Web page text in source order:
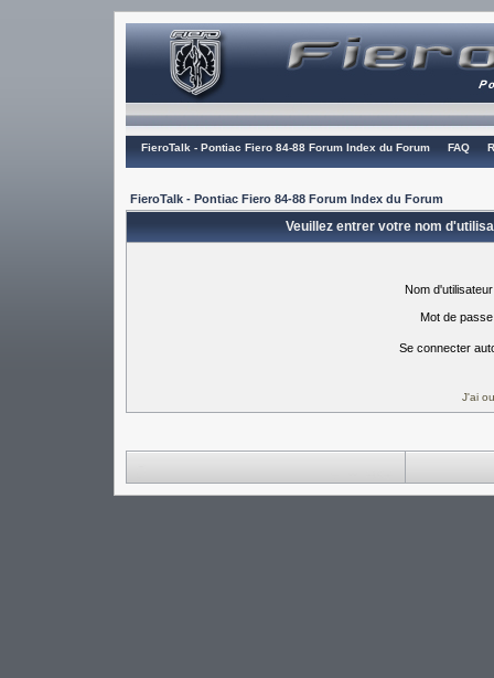
FieroTalk - Pontiac Fiero 84-88 Forum Index du Forum FAQ
FieroTalk - Pontiac Fiero 84-88 Forum Index du Forum
Veuillez entrer votre nom
Nom
Mot de
Se connecter
J'ai